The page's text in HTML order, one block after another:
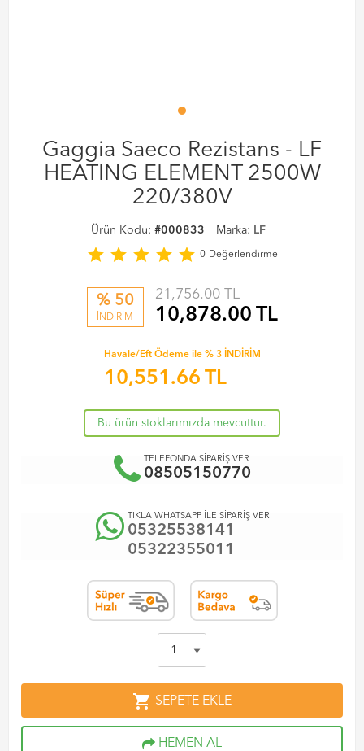
Gaggia Saeco Rezistans - LF
HEATING ELEMENT 2500W
220/380V
Ürün Kodu: #000833 Marka: LF
star star star star star 0 Değerlendirme
% 50
İNDİRİM
21,756.00 TL
10,878.00 TL
Havale/Eft Ödeme ile % 3 İNDİRİM
10,551.66 TL
Bu ürün stoklarımızda mevcuttur.
TELEFONDA SİPARİŞ VER
08505150770
TIKLA WHATSAPP İLE SİPARİŞ VER
05325538141
05322355011
shopping_cart SEPETE EKLE
HEMEN AL